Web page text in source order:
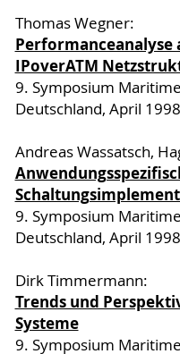
Thomas Wegner:
Performanceanalyse
IPoverATM
9. Symposium
Deutschland, April 1998
Andreas Wassatsch,
9. Symposium
Deutschland, April 1998
Dirk Timmermann:
Trends und
Systeme
9. Symposium